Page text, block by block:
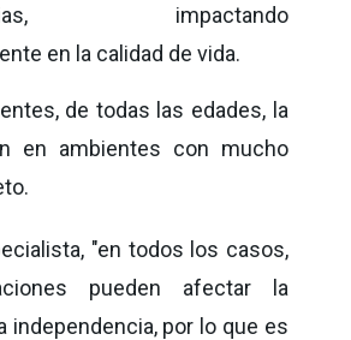
impactando
en la calidad de vida.
de todas las edades, la
en ambientes con mucho
"en todos los casos,
pueden afectar la
independencia, por lo que es